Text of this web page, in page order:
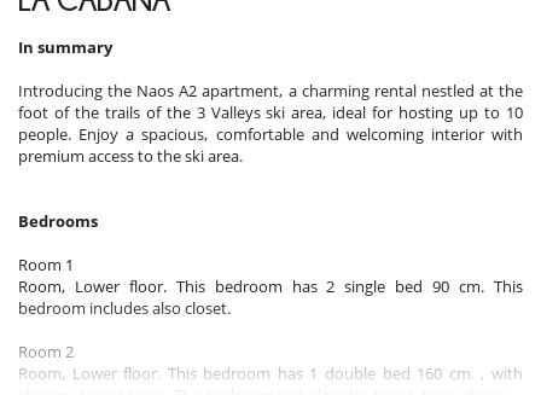
In summary
Introducing the Naos A2 apartment, a charming rental nestled at the
foot of the trails of the 3 Valleys ski area, ideal for hosting up to 10
people. Enjoy a spacious, comfortable and welcoming interior with
premium access to the ski area.
Bedrooms
Room 1
Room, Lower floor. This bedroom has 2 single bed 90 cm. This
bedroom includes also closet.
Room 2
Room, Lower floor. This bedroom has 1 double bed 160 cm. , with